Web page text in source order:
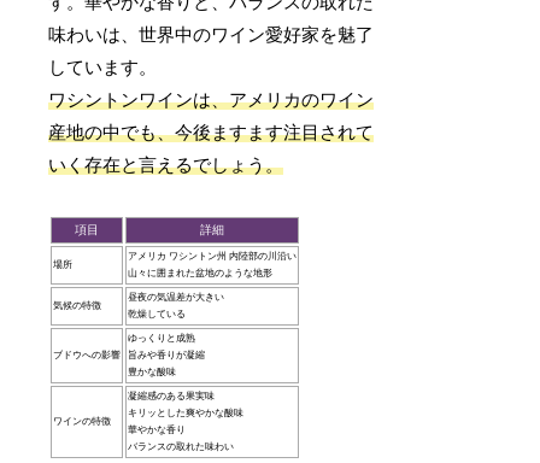
味わいは、世界中のワイン愛好家を魅了
しています。
ワシントンワインは、アメリカのワイン
産地の中でも、今後ますます注目されて
いく存在と言えるでしょう。
項目 詳細
場所
アメリカ ワシントン州 内陸部の川沿い
山々に囲まれた盆地のような地形
気候の特徴
昼夜の気温差が大きい
乾燥している
ブドウへの影響
ゆっくりと成熟
旨みや香りが凝縮
豊かな酸味
ワインの特徴
凝縮感のある果実味
キリッとした爽やかな酸味
華やかな香り
バランスの取れた味わい